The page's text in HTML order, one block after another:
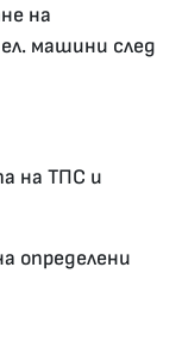
на
машини след
на ТПС и
определени